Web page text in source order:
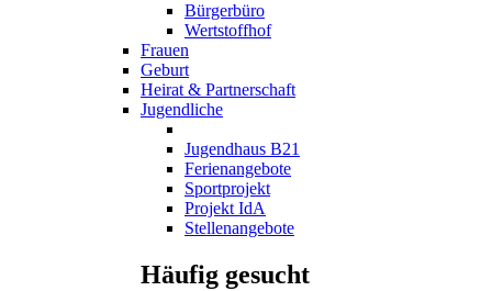
Bürgerbüro
Wertstoffhof
Frauen
Geburt
Heirat & Partnerschaft
Jugendliche
Jugendhaus B21
Ferienangebote
Sportprojekt
Projekt IdA
Stellenangebote
Häufig gesucht